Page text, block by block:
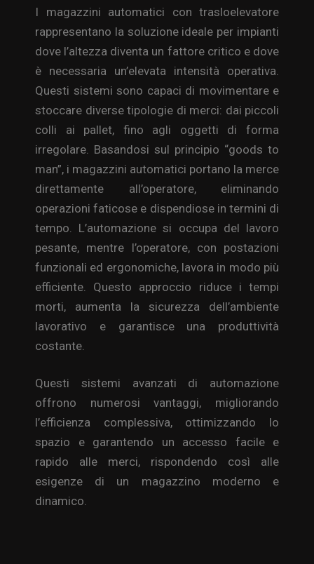
I magazzini automatici con trasloelevatore
rappresentano la soluzione ideale per impianti
dove l’altezza diventa un fattore critico e dove
è necessaria un’elevata intensità operativa.
Questi sistemi sono capaci di movimentare e
stoccare diverse tipologie di merci: dai piccoli
colli ai pallet, fino agli oggetti di forma
irregolare. Basandosi sul principio “goods to
man”, i magazzini automatici portano la merce
direttamente all’operatore, eliminando
operazioni faticose e dispendiose in termini di
tempo. L’automazione si occupa del lavoro
pesante, mentre l’operatore, con postazioni
funzionali ed ergonomiche, lavora in modo più
efficiente. Questo approccio riduce i tempi
morti, aumenta la sicurezza dell’ambiente
lavorativo e garantisce una produttività
costante.
Questi sistemi avanzati di automazione
offrono numerosi vantaggi, migliorando
l’efficienza complessiva, ottimizzando lo
spazio e garantendo un accesso facile e
rapido alle merci, rispondendo così alle
esigenze di un magazzino moderno e
dinamico.